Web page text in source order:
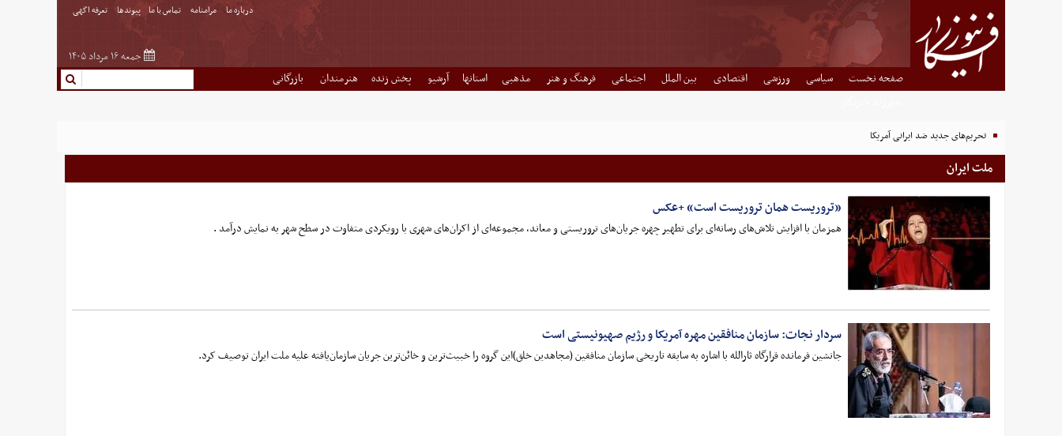
درباره ما مرامنامه تماس با ما پیوندها تعرفه اگهی
جمعه ۱۶ مرداد ۱۴۰۵
صفحه نخست سیاسی ورزشی اقتصادی بین الملل اجتماعی فرهنگ و هنر مذهبی استانها آرشیو پخش زنده هنرمندان
بازرگانی
تحریم‌های جدید ضد ایرانی آمریکا
ملت ایران
«تروریست همان تروریست است» +عکس
همزمان با افزایش تلاش‌های رسانه‌ای برای تطهیر چهره جریان‌های تروریستی و معاند، مجموعه‌ای از اکران‌های شهری با رویکردی متفاوت در سطح شهر به نمایش درآمد .
سردار نجات: سازمان منافقین مهره آمریکا و رژیم صهیونیستی است
جانشین فرمانده قرارگاه ثارالله با اشاره به سابقه تاریخی سازمان منافقین (مجاهدین خلق)این گروه را خبیث‌ترین و خائن‌ترین جریان سازمان‌یافته علیه ملت ایران توصیف کرد.